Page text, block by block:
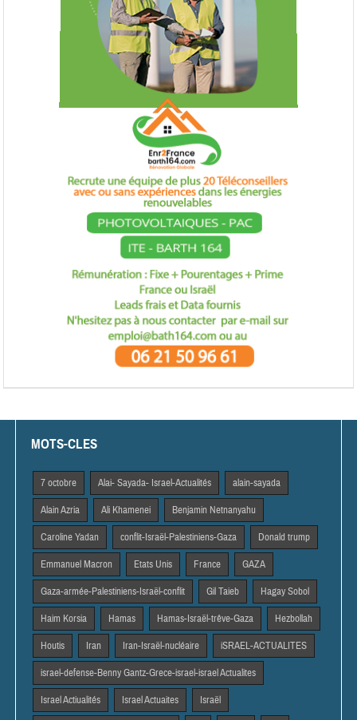
MOTS-CLES
7 octobre Alai- Sayada- Israel-Actualités alain-sayada
Alain Azria Ali Khamenei Benjamin Netnanyahu
Caroline Yadan conflit-Israël-Palestiniens-Gaza Donald trump
Emmanuel Macron Etats Unis France GAZA
Gaza-armée-Palestiniens-Israël-conflit Gil Taieb Hagay Sobol
Haim Korsia Hamas Hamas-Israël-trêve-Gaza Hezbollah
Houtis Iran Iran-Israël-nucléaire iSRAEL-ACTUALITES
israel-defense-Benny Gantz-Grece-israel-israel Actualites
Israel Actiualités Israel Actuaites Israël